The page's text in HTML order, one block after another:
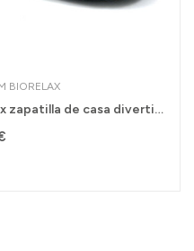
BIORELAX
Biorelax zapatilla de casa divertida para mujer...